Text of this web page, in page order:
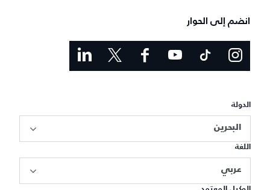
انضم إلى الحوار
الدولة
البحرين
اللغة
عربي